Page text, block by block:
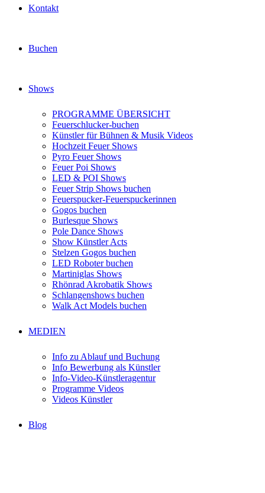
Kontakt
Buchen
Shows
PROGRAMME ÜBERSICHT
Feuerschlucker-buchen
Künstler für Bühnen & Musik Videos
Hochzeit Feuer Shows
Pyro Feuer Shows
Feuer Poi Shows
LED & POI Shows
Feuer Strip Shows buchen
Feuerspucker-Feuerspuckerinnen
Gogos buchen
Burlesque Shows
Pole Dance Shows
Show Künstler Acts
Stelzen Gogos buchen
LED Roboter buchen
Martiniglas Shows
Rhönrad Akrobatik Shows
Schlangenshows buchen
Walk Act Models buchen
MEDIEN
Info zu Ablauf und Buchung
Info Bewerbung als Künstler
Info-Video-Künstleragentur
Programme Videos
Videos Künstler
Blog